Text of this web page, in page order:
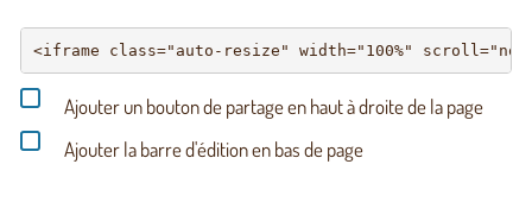
Ajouter un bouton de partage en haut à droite de la page
Ajouter la barre d'édition en bas de page